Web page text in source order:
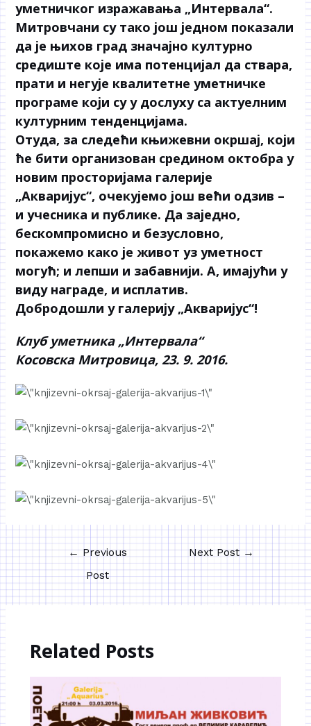
уметничког изражавања „Интервала“.
Митровчани су тако још једном показали
да је њихов град значајно културно
средиште које има потенцијал да ствара,
прати и негује квалитетне уметничке
програме који су у дослуху са актуелним
културним тенденцијама.
Отуда, за следећи књижевни окршај, који
ће бити организован средином октобра у
новим просторијама галерије
„Акваријус“, очекујемо још већи одзив –
и учесника и публике. Да заједно,
бескомпромисно и безусловно,
покажемо како је живот уз уметност
могућ; и лепши и забавнији. А, имајући у
виду награде, и исплатив.
Добродошли у галерију „Акваријус“!
Клуб уметника „Интервала“
Косовска Митровица, 23. 9. 2016.
←Previous
Post
Next Post→
Related Posts